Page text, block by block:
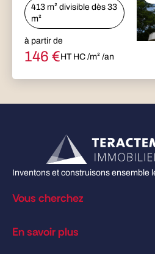
413 m² divisible dès 33
m²
à partir de
146 €HT HC /m² /an
Inventons et construisons ensemble
Vous cherchez
En savoir plus